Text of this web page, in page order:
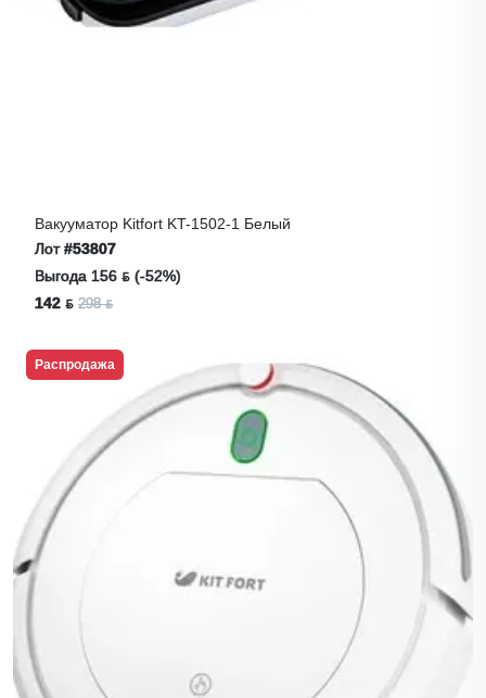
Вакууматор Kitfort KT-1502-1 Белый
Лот#53807
Выгода 156 ƃ (-52%)
142 ƃ 298 ƃ
Распродажа